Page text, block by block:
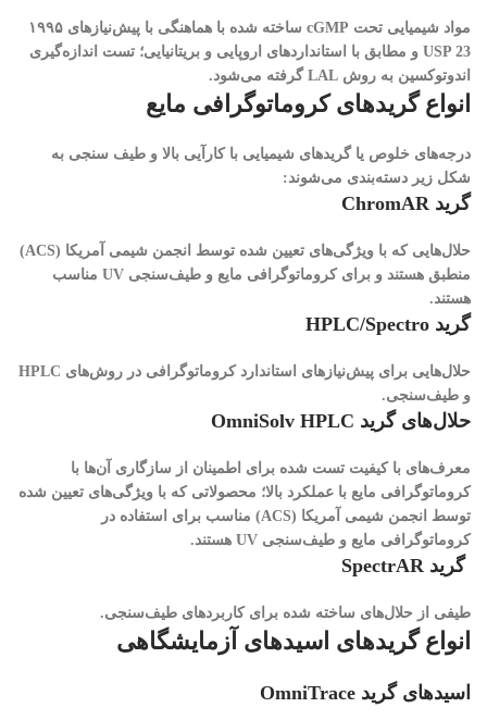
مواد شیمیایی تحت cGMP ساخته شده با هماهنگی با پیش‌نیازهای ۱۹۹۵
USP 23 و مطابق با استانداردهای اروپایی و بریتانیایی؛ تست اندازه‌گیری
اندوتوکسین به روش LAL گرفته می‌شود.
انواع گریدهای کروماتوگرافی مایع
درجه‌های خلوص یا گریدهای شیمیایی با کارآیی بالا و طیف سنجی به
شکل زیر دسته‌بندی می‌شوند:
گرید ChromAR
حلال‌هایی که با ویژگی‌های تعیین شده توسط انجمن شیمی آمریکا (ACS)
منطبق هستند و برای کروماتوگرافی مایع و طیف‌سنجی UV مناسب
هستند.
گرید HPLC/Spectro
حلال‌هایی برای پیش‌نیازهای استاندارد کروماتوگرافی در روش‌های HPLC
و طیف‌سنجی.
حلال‌های گرید OmniSolv HPLC
معرف‌های با کیفیت تست شده برای اطمینان از سازگاری آن‌ها با
کروماتوگرافی مایع با عملکرد بالا؛ محصولاتی که با ویژگی‌های تعیین شده
توسط انجمن شیمی آمریکا (ACS) مناسب برای استفاده در
کروماتوگرافی مایع و طیف‌سنجی UV هستند.
گرید SpectrAR
طیفی از حلال‌های ساخته شده برای کاربردهای طیف‌سنجی.
انواع گریدهای اسیدهای آزمایشگاهی
اسید‌های گرید OmniTrace